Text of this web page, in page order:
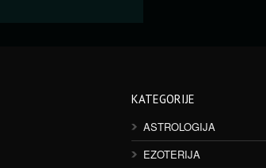
KATEGORIJE
ASTROLOGIJA
EZOTERIJA